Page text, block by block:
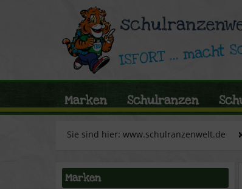
Marken Schulranzen
Sie sind hier: www.schulranzenwelt.de
Marken